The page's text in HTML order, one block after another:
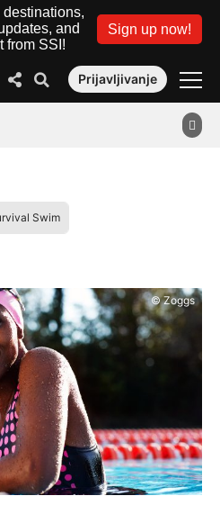
and
from SSI!
Sign up now!
Prijavljivanje
Swim
© Zoggs